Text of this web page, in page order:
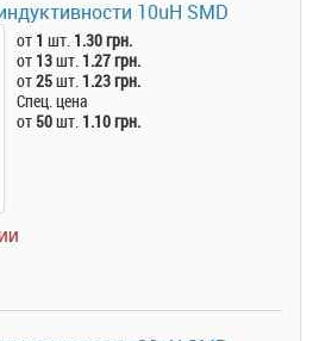
10uH SMD
от 1 шт. 1.30 грн.
от 13шт. 1.27 грн.
от25шт. 1.23 грн.
Спец. цена
от 50шт. 1.10 грн.